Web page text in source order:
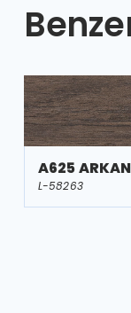
A625
L-58263